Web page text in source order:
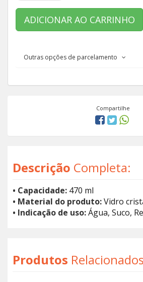
ADICIONAR AO CARRINHO
Outras opções de parcelamento
Compartilhe
Descrição Completa:
• Capacidade: 470 ml
• Material do produto:Vidro
• Indicação de uso:Água, Suco,
Produtos